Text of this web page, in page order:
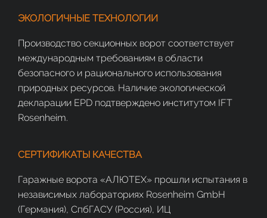
ЭКОЛОГИЧНЫЕ ТЕХНОЛОГИИ
Производство секционных ворот соответствует
международным требованиям в области
безопасного и рационального использования
природных ресурсов. Наличие экологической
декларации EPD подтверждено институтом IFT
Rosenheim.
СЕРТИФИКАТЫ КАЧЕСТВА
Гаражные ворота «АЛЮТЕХ» прошли испытания в
независимых лабораториях Rosenheim GmbH
(Германия), СпбГАСУ (Россия), ИЦ